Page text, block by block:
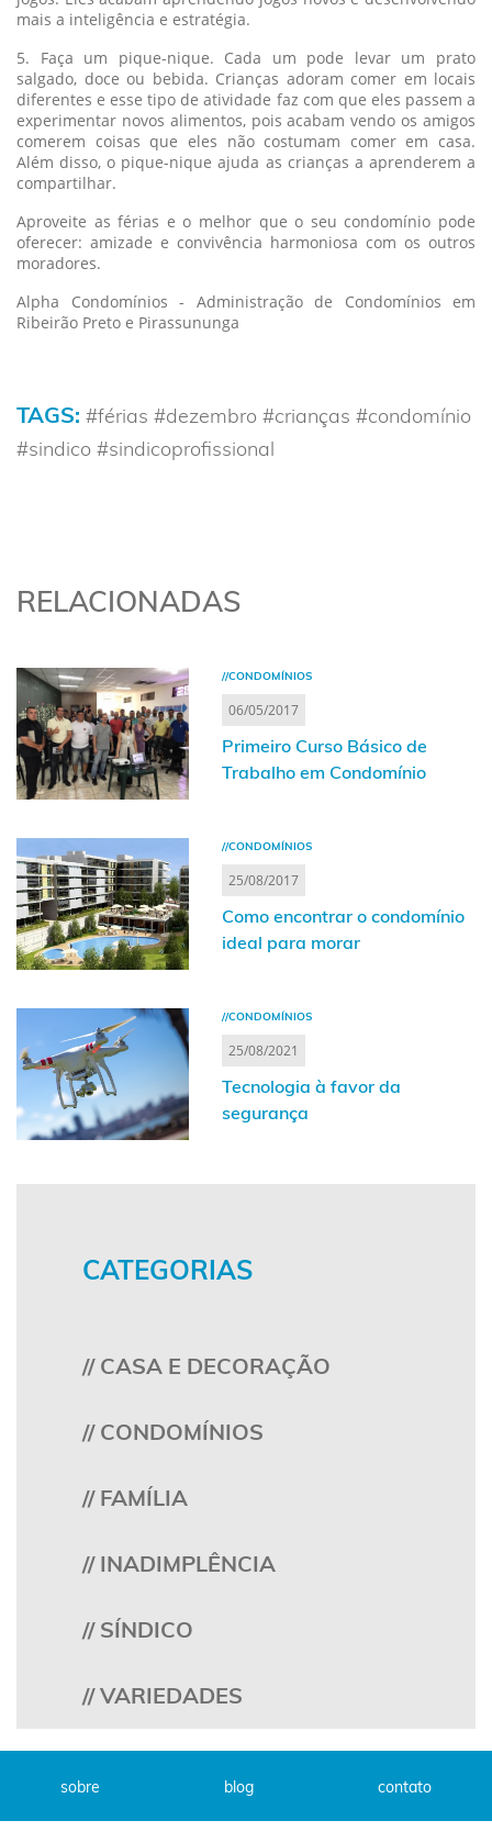
mais a inteligência e estratégia.
5. Faça um pique-nique. Cada um pode levar um prato
salgado, doce ou bebida. Crianças adoram comer em locais
diferentes e esse tipo de atividade faz com que eles passem a
experimentar novos alimentos, pois acabam vendo os amigos
comerem coisas que eles não costumam comer em casa.
Além disso, o pique-nique ajuda as crianças a aprenderem a
compartilhar.
Aproveite as férias e o melhor que o seu condomínio pode
oferecer: amizade e convivência harmoniosa com os outros
moradores.
Alpha Condomínios - Administração de Condomínios em
Ribeirão Preto e Pirassununga
TAGS: #férias #dezembro #crianças #condomínio
#sindico #sindicoprofissional
RELACIONADAS
//CONDOMÍNIOS
06/05/2017
Primeiro Curso Básico de
Trabalho em Condomínio
//CONDOMÍNIOS
25/08/2017
Como encontrar o condomínio
ideal para morar
//CONDOMÍNIOS
25/08/2021
Tecnologia à favor da
segurança
CATEGORIAS
// CASA E DECORAÇÃO
// CONDOMÍNIOS
// FAMÍLIA
// INADIMPLÊNCIA
// SÍNDICO
// VARIEDADES
sobre blog contato